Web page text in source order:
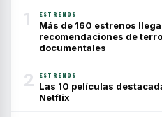
1 ESTRENOS
Más de 160 estrenos
recomendaciones de
documentales
2 ESTRENOS
Las 10 películas
Netflix